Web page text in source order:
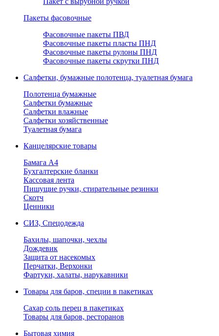
Пакеты фасовочные
Фасовочные пакеты ПВД
Фасовочные пакеты пласты ПНД
Фасовочные пакеты рулоны ПНД
Фасовочные пакеты скрутки ПНД
Салфетки, бумажные полотенца, туалетная бумага
Полотенца бумажные
Салфетки бумажные
Салфетки влажные
Салфетки хозяйственные
Туалетная бумага
Канцелярские товары
Бамага А4
Бухгалтерские бланки
Кассовая лента
Пишущие ручки, стирательные резинки
Скотч
Ценники
СИЗ, Спецодежда
Бахилы, шапочки, чехлы
Дождевик
Защита от насекомых
Перчатки, Верхонки
Фартуки, халаты, нарукавники
Товары для баров, специи в пакетиках
Сахар соль перец в пакетиках
Товары для баров, ресторанов
Бытовая химия